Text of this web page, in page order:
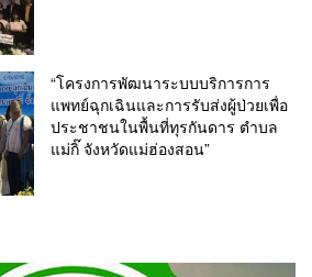
“โครงการพัฒนาระบบบริการการ
แพทย์ฉุกเฉินและการรับส่งผู้ป่วยเพื่อ
ประชาชนในพื้นที่ทุรกันดาร ตำบล
แม่กิ๊ จังหวัดแม่ฮ่องสอน”